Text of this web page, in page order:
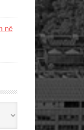
në